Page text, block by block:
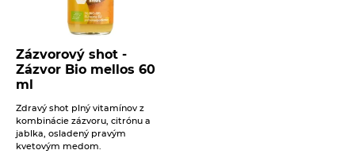
Zázvorový shot -
Zázvor Bio mellos 60
ml
Zdravý shot plný vitamínov z
kombinácie zázvoru, citrónu a
jablka, osladený pravým
kvetovým medom.